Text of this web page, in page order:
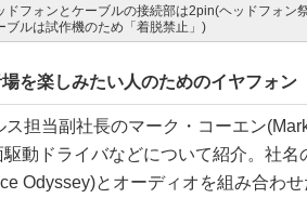
ドフォンとケーブルの接続部は2pin(ヘッドフォン
ブルは試作機のため「着脱禁止」)
を楽しみたい人のためのイヤフォン
担当副社長のマーク・コーエン
動ドライバなどについて紹介。社
Odyssey)とオーディオを組み合わ